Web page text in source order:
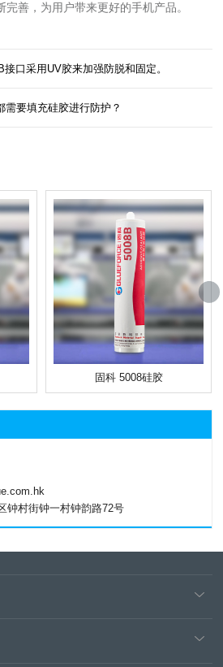
善，为用户带来更好的手机产品。
口采用UV胶来加强防脱和固定。
要填充硅胶进行防护？
固科 5008硅胶
钟村街钟一村钟韵路72号